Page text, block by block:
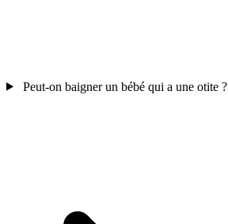
Peut-on baigner un bébé qui a une otite ?